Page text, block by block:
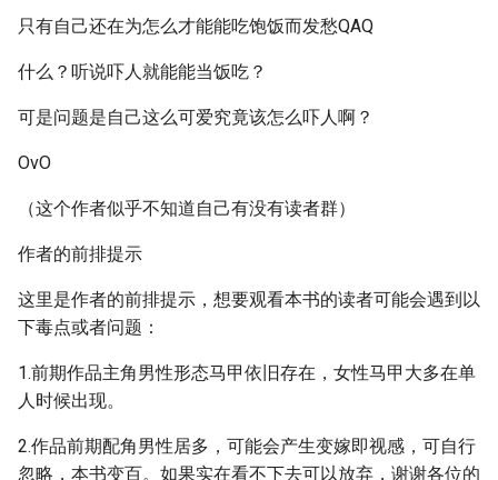
只有自己还在为怎么才能能吃饱饭而发愁QAQ
什么？听说吓人就能能当饭吃？
可是问题是自己这么可爱究竟该怎么吓人啊？
OvO
（这个作者似乎不知道自己有没有读者群）
作者的前排提示
这里是作者的前排提示，想要观看本书的读者可能会遇到以
下毒点或者问题：
1.前期作品主角男性形态马甲依旧存在，女性马甲大多在单
人时候出现。
2.作品前期配角男性居多，可能会产生变嫁即视感，可自行
忽略，本书变百。如果实在看不下去可以放弃，谢谢各位的